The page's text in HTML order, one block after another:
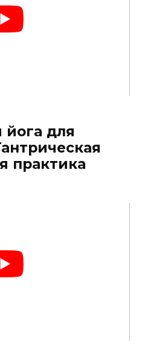
йога для
практика